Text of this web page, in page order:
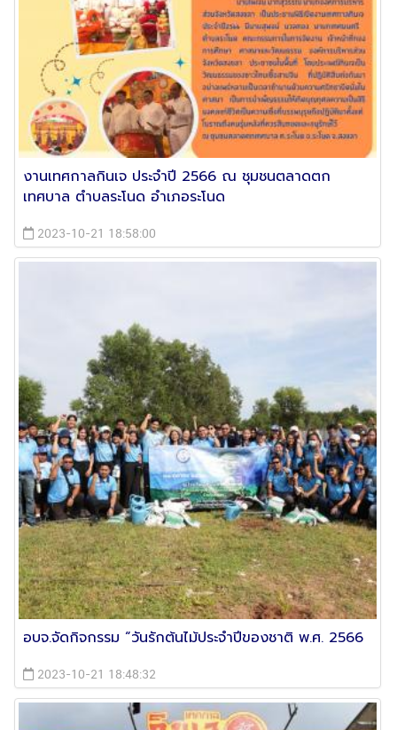
งานเทศกาลกินเจ ประจำปี 2566 ณ ชุมชนตลาดตก
เทศบาล ตำบลระโนด อำเภอระโนด
2023-10-21 18:58:00
อบจ.จัดกิจกรรม “วันรักต้นไม้ประจำปีของชาติ พ.ศ. 2566​
2023-10-21 18:48:32